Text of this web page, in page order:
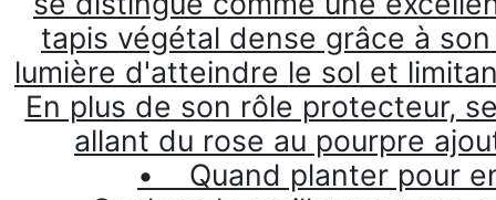
tapis végétal dense grâce à
lumière d'atteindre le sol et
En plus de son rôle protecteur,
allant du rose au pourpre
• Quand planter pour